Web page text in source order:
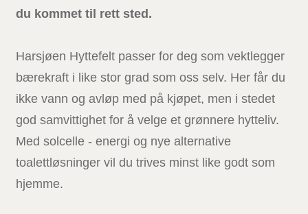
du kommet til rett sted.
Harsjøen Hyttefelt passer for deg som vektlegger
bærekraft i like stor grad som oss selv. Her får du
ikke vann og avløp med på kjøpet, men i stedet
god samvittighet for å velge et grønnere hytteliv.
Med solcelle - energi og nye alternative
toalettløsninger vil du trives minst like godt som
hjemme.